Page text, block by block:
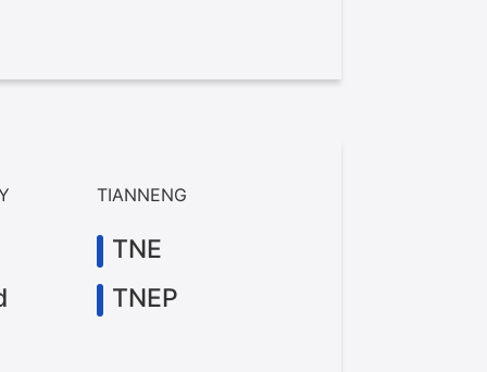
TIANNENG
TNE
TNEP